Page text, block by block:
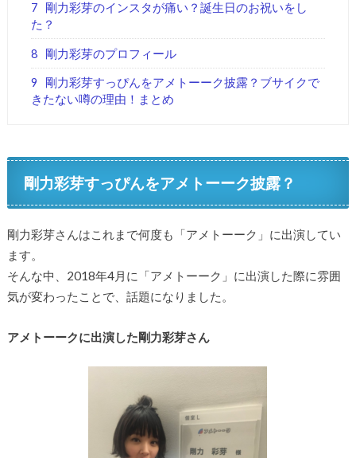
7
剛力彩芽のインスタが痛い？誕生日のお祝いをし
た？
8 剛力彩芽のプロフィール
9
剛力彩芽すっぴんをアメトーーク披露？ブサイクで
きたない噂の理由！まとめ
剛力彩芽すっぴんをアメトーーク披露？
剛力彩芽さんはこれまで何度も「アメトーーク」に出演してい
ます。
そんな中、2018年4月に「アメトーーク」に出演した際に雰囲
気が変わったことで、話題になりました。
アメトーークに出演した剛力彩芽さん